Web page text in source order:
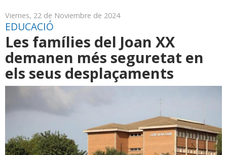
Viernes, 22 de Noviembre de 2024
EDUCACIÓ
Les famílies del Joan XX
demanen més seguretat en
els seus desplaçaments